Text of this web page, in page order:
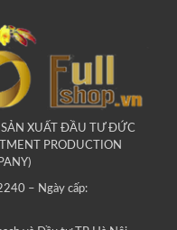
SẢN XUẤT ĐẦU TƯ ĐỨC
PRODUCTION
– Ngày cấp: